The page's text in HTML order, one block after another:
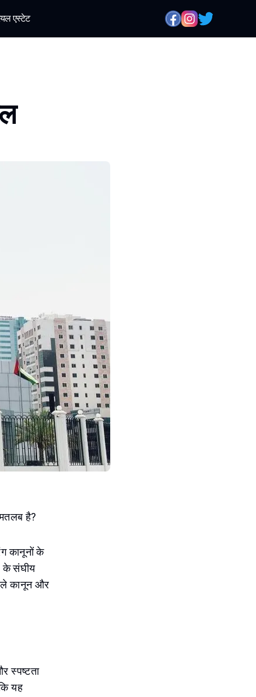
एस्टेट
है?
कानूनों के
के संघीय
कानून और
स्पष्टता
यह